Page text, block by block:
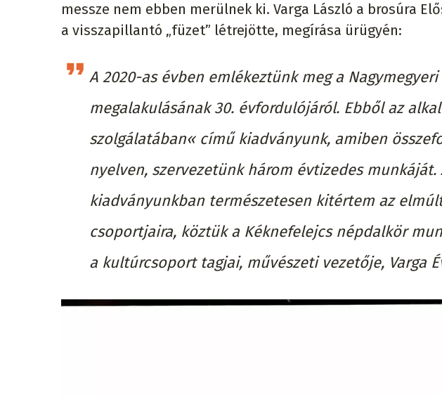
messze nem ebben merülnek ki. Varga László a brosúra
a visszapillantó „füzet” létrejötte, megírása ürügyén:
A 2020-as évben emlékeztünk meg a
megalakulásának 30. évfordulójáról. Ebből az
szolgálatában« című kiadványunk, amiben
nyelven, szervezetünk három évtizedes
kiadványunkban természetesen kitértem az
csoportjaira, köztük a Kéknefelejcs népdalkör
a kultúrcsoport tagjai, művészeti vezetője, Varga